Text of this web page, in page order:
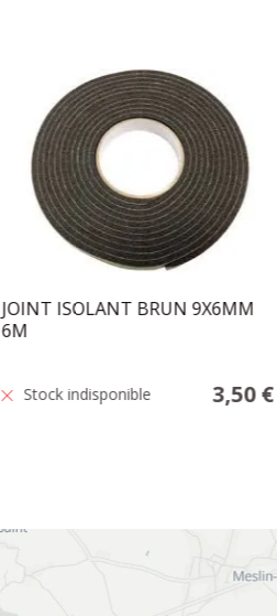
JOINT ISOLANT BRUN 9X6MM
6M
Stock indisponible 3,50 €